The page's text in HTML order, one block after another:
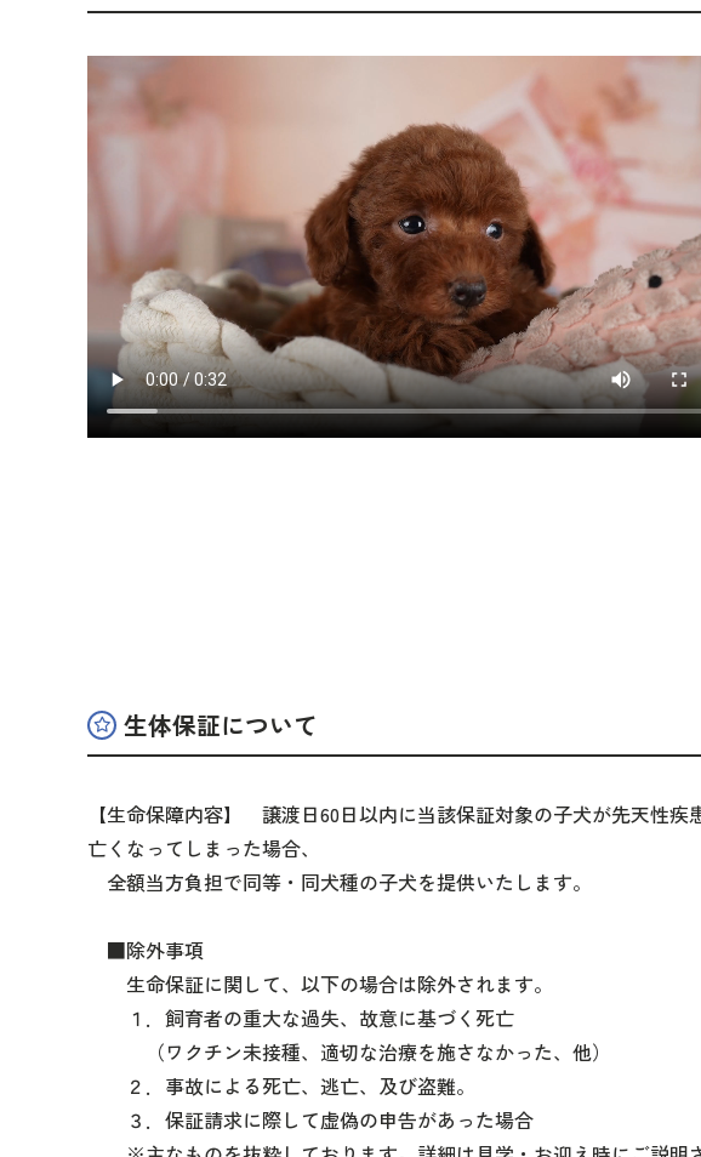
生体保証について
【生命保障内容】 譲渡日60日以内に当該保証対象の子犬が先天性疾
亡くなってしまった場合、
全額当方負担で同等・同犬種の子犬を提供いたします。
■除外事項
生命保証に関して、以下の場合は除外されます。
１．飼育者の重大な過失、故意に基づく死亡
（ワクチン未接種、適切な治療を施さなかった、他）
２．事故による死亡、逃亡、及び盗難。
３．保証請求に際して虚偽の申告があった場合